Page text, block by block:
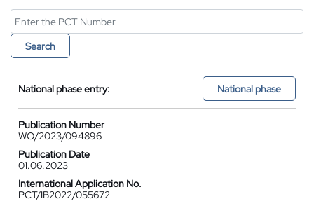
Search
National phase entry: National phase
Publication Number
WO/2023/094896
Publication Date
01.06.2023
International Application No.
PCT/IB2022/055672